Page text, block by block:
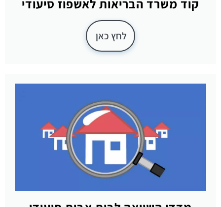
קוד משרד הבריאות לאשפוז סיעודי
לחץ כאן